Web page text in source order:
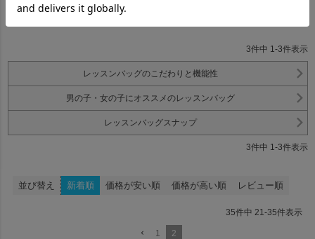
3件中 1 -3件表示
レッスンバッグのこだわりと機能性
男の子・女の子にオススメのレッスンバッグ
レッスンバッグスナップ
3件中 1 -3件表示
並び替え 新着順 価格が安い順 価格が高い順 レビュー順
35件中 21 -35件表示
1 2